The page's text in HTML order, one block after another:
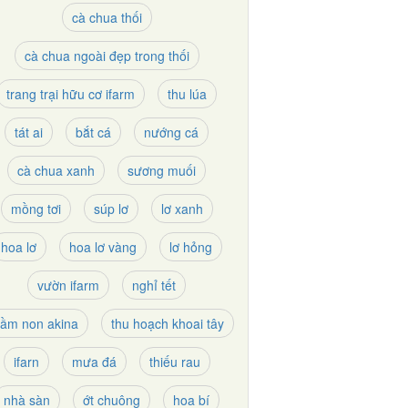
cà chua thối
cà chua ngoài đẹp trong thối
trang trại hữu cơ ifarm thu lúa
tát ai bắt cá nướng cá
cà chua xanh sương muối
mồng tơi súp lơ lơ xanh
hoa lơ hoa lơ vàng lơ hỏng
vườn ifarm nghỉ tết
non akina thu hoạch khoai tây
ifarn mưa đá thiếu rau
nhà sàn ớt chuông hoa bí